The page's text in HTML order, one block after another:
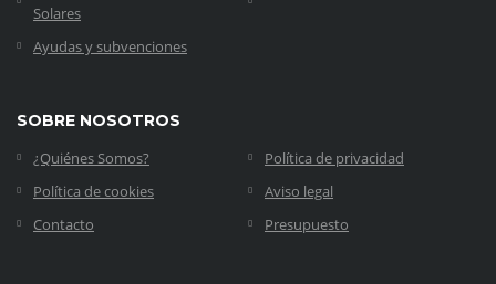
Solares
Ayudas y subvenciones
SOBRE NOSOTROS
¿Quiénes Somos?
Política de privacidad
Política de cookies
Aviso legal
Contacto
Presupuesto